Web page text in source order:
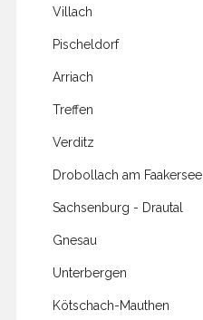
Villach
Pischeldorf
Arriach
Treffen
Verditz
Drobollach am Faakersee
Sachsenburg - Drautal
Gnesau
Unterbergen
Kötschach-Mauthen